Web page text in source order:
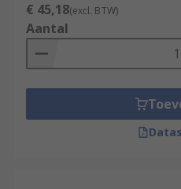
€ 45,18(excl. BTW)
Aantal